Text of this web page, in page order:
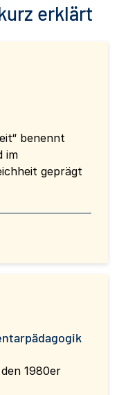
erklärt
benennt
im
geprägt
1980er